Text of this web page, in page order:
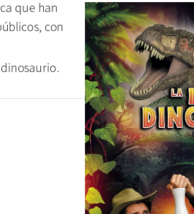
que han
con